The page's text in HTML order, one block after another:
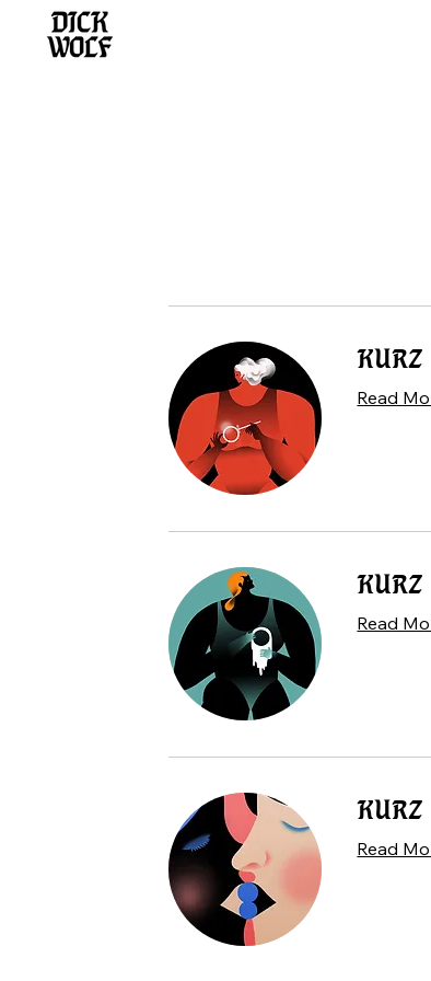
Read
Read
Read